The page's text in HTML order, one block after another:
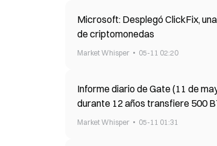
Microsoft: Desplegó ClickFix,
de criptomonedas
Market Whisper 05-11 02:20
Informe diario de Gate (11 de
durante 12 años transfiere 500
Market Whisper 05-11 01:31